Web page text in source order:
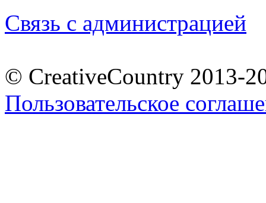
Связь с администрацией
© CreativeCountry 2013-
Пользовательское